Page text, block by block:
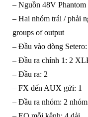
– Nguồn 48V Phantom
– Hai nhóm trái / phải
groups of output
– Đầu vào dòng Setero:
– Đầu ra chính 1: 2
– Đầu ra: 2
– FX đến AUX gửi: 1
– Đầu ra nhóm: 2